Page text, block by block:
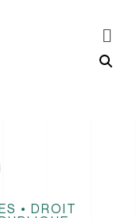
• DROIT